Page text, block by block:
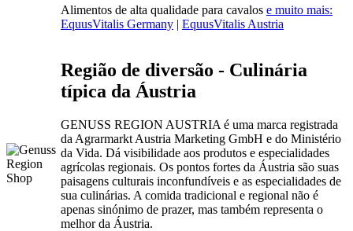
Alimentos de alta qualidade para cavalos e muito mais:
EquusVitalis Germany | EquusVitalis Austria
Região de diversão - Culinária
típica da Áustria
GENUSS REGION AUSTRIA é uma marca registrada
da Agrarmarkt Austria Marketing GmbH e do Ministério
da Vida. Dá visibilidade aos produtos e especialidades
agrícolas regionais. Os pontos fortes da Áustria são suas
paisagens culturais inconfundíveis e as especialidades de
sua culinárias. A comida tradicional e regional não é
apenas sinónimo de prazer, mas também representa o
melhor da Áustria.